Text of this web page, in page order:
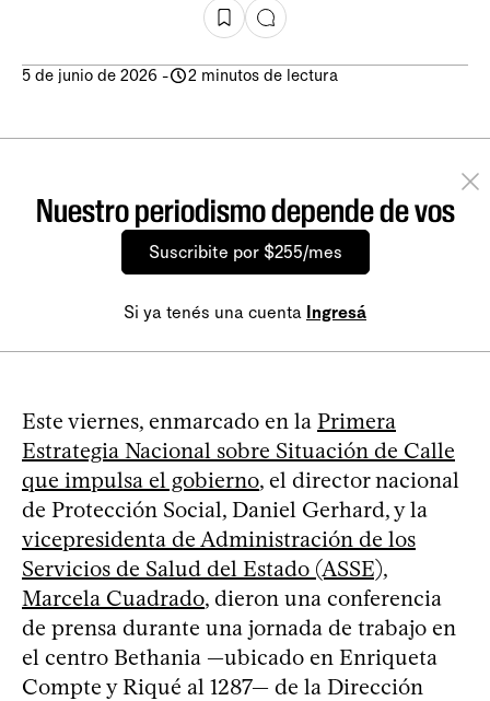
5 de junio de 2026 - 2 minutos de lectura
Nuestro periodismo depende de vos
Suscribite por $255/mes
Si ya tenés una cuenta Ingresá
Este viernes, enmarcado en la Primera
Estrategia Nacional sobre Situación de Calle
que impulsa el gobierno, el director nacional
de Protección Social, Daniel Gerhard, y la
vicepresidenta de Administración de los
Servicios de Salud del Estado (ASSE),
Marcela Cuadrado, dieron una conferencia
de prensa durante una jornada de trabajo en
el centro Bethania —ubicado en Enriqueta
Compte y Riqué al 1287— de la Dirección